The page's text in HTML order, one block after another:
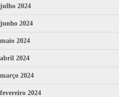
julho 2024
junho 2024
maio 2024
abril 2024
março 2024
fevereiro 2024